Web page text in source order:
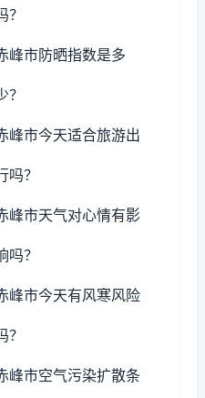
？
峰市防晒指数是多
？
峰市今天适合旅游出
吗？
峰市天气对心情有影
吗？
峰市今天有风寒风险
？
峰市空气污染扩散条